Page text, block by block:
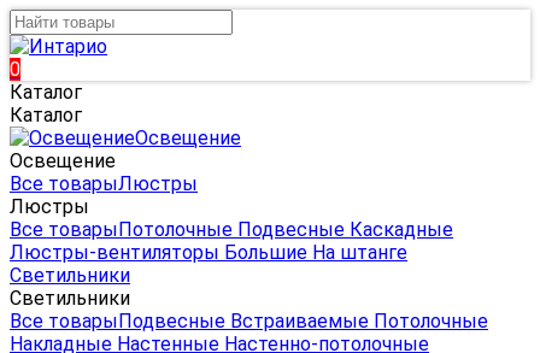
0
Каталог
Каталог
Освещение
Освещение
Все товарыЛюстры
Люстры
Все товарыПотолочные Подвесные Каскадные
Люстры-вентиляторы Большие На штанге
Светильники
Светильники
Все товарыПодвесные Встраиваемые Потолочные
Накладные Настенные Настенно-потолочные